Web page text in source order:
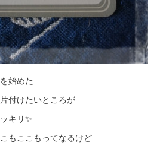
始めた
付けたいところが
キリ✨
もここもってなるけど